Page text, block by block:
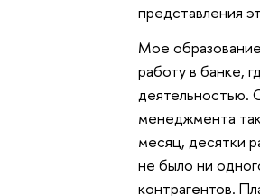
представления
Мое
работу в банке,
деятельностью.
менеджмента
месяц, десятки
не было ни
контрагентов.